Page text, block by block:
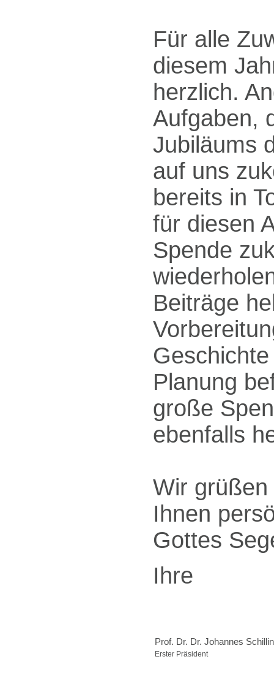
Für alle
diesem
herzlich.
Aufgaben,
Jubiläums
auf uns
bereits in
für diesen
Spende
Beiträge
Planung
große
ebenfalls
Wir
Ihnen
Gottes
Ihre
Prof. Dr. Dr. Johannes
Erster Präsident